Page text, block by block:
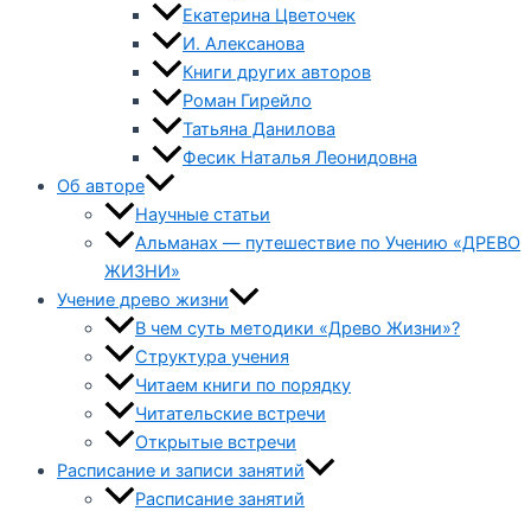
Екатерина Цветочек
И. Алексанова
Книги других авторов
Роман Гирейло
Татьяна Данилова
Фесик Наталья Леонидовна
Об авторе
Научные статьи
Альманах — путешествие по Учению «ДРЕВО
ЖИЗНИ»
Учение древо жизни
В чем суть методики «Древо Жизни»?
Структура учения
Читаем книги по порядку
Читательские встречи
Открытые встречи
Расписание и записи занятий
Расписание занятий